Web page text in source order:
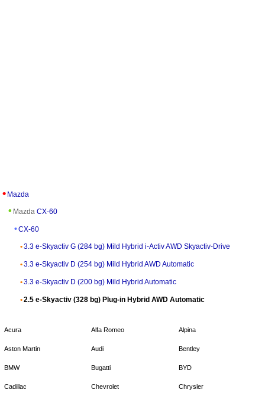
Mazda
Mazda CX-60
CX-60
3.3 e-Skyactiv G (284 bg) Mild Hybrid i-Activ AWD Skyactiv-Drive
3.3 e-Skyactiv D (254 bg) Mild Hybrid AWD Automatic
3.3 e-Skyactiv D (200 bg) Mild Hybrid Automatic
2.5 e-Skyactiv (328 bg) Plug-in Hybrid AWD Automatic
Acura Alfa Romeo Alpina
Aston Martin Audi Bentley
BMW Bugatti BYD
Cadillac Chevrolet Chrysler